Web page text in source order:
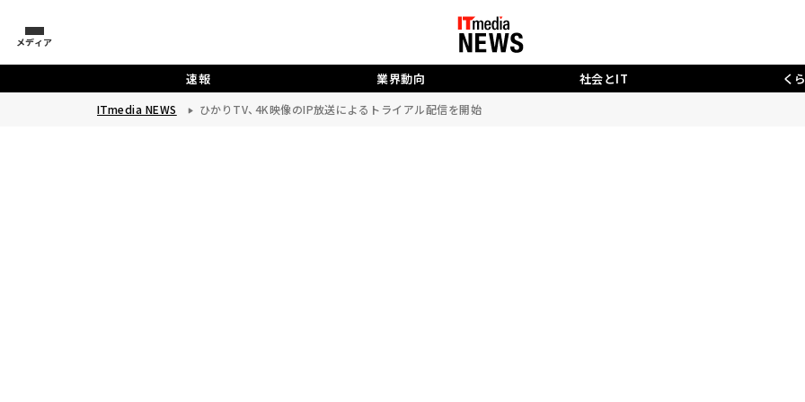
メディア
速報 業界動向 社会とIT く
ITmedia NEWS ひかりTV、4K映像のIP放送によるトライアル配信を開始